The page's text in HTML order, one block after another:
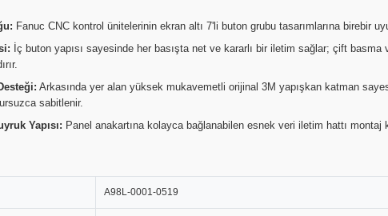
Fanuc CNC kontrol ünitelerinin ekran altı 7'li buton grubu tasarımlarına birebir
İç buton yapısı sayesinde her basışta net ve kararlı bir iletim sağlar; çift basma
Arkasında yer alan yüksek mukavemetli orijinal 3M yapışkan katman
sabitlenir.
Yapısı: Panel anakartına kolayca bağlanabilen esnek veri iletim hattı montaj
A98L-0001-0519